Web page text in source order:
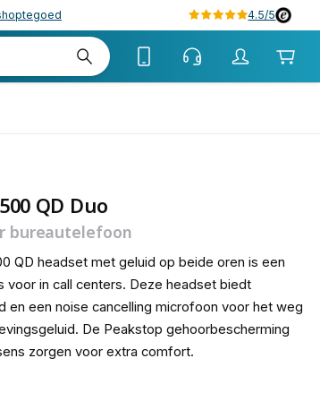
4.5/5
QD Duo
bureautelefoon
QD headset met geluid op beide oren is een
voor in call centers. Deze headset biedt
en een noise cancelling microfoon voor het weg
De Peakstop gehoorbescherming
zorgen voor extra comfort.